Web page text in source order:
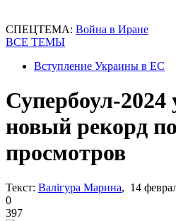
СПЕЦТЕМА: Война в Иране
ВСЕ ТЕМЫ
Вступление Украины в ЕС
Супербоул-2024
новый рекорд
просмотров
Текст: Валігура Марина, 14
0
397